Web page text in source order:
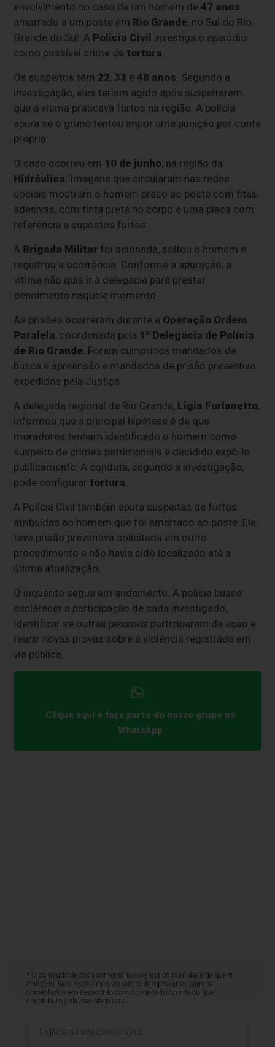
envolvimento no caso de um homem de47 anos
amarrado a um poste em Rio Grande, no Sul do Rio
Grande do Sul. A Polícia Civil investiga o episódio
como possível crime de tortura.
Os suspeitos têm 22, 33 e48 anos. Segundo a
investigação, eles teriam agido após suspeitarem
que a vítima praticava furtos na região. A polícia
apura se o grupo tentou impor uma punição por conta
própria.
O caso ocorreu em 10 de junho, na região da
Hidráulica. Imagens que circularam nas redes
sociais mostram o homem preso ao poste com fitas
adesivas, com tinta preta no corpo e uma placa com
referência a supostos furtos.
A Brigada Militar foi acionada, soltou o homem e
registrou a ocorrência. Conforme a apuração, a
vítima não quis ir à delegacia para prestar
depoimento naquele momento.
As prisões ocorreram durante a Operação Ordem
Paralela, coordenada pela 1ª Delegacia de Polícia
de Rio Grande. Foram cumpridos mandados de
busca e apreensão e mandados de prisão preventiva
expedidos pela Justiça.
A delegada regional de Rio Grande, Lígia Furlanetto,
informou que a principal hipótese é de que
moradores tenham identificado o homem como
suspeito de crimes patrimoniais e decidido expô-lo
publicamente. A conduta, segundo a investigação,
pode configurar tortura.
A Polícia Civil também apura suspeitas de furtos
atribuídas ao homem que foi amarrado ao poste. Ele
teve prisão preventiva solicitada em outro
procedimento e não havia sido localizado até a
última atualização.
O inquérito segue em andamento. A polícia busca
esclarecer a participação de cada investigado,
identificar se outras pessoas participaram da ação e
reunir novas provas sobre a violência registrada em
via pública.
Clique aqui e faça parte do nosso grupo no
WhatsApp
* O conteúdo de cada comentário é de responsabilidade de quem
realizá-lo. Nos reservamos ao direito de reprovar ou eliminar
comentários em desacordo com o propósito do site ou que
contenham palavras ofensivas.